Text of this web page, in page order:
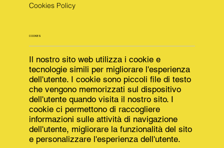
Cookies Policy
COOKIES
Il nostro sito web utilizza i cookie e
tecnologie simili per migliorare l'esperienza
dell'utente. I cookie sono piccoli file di testo
che vengono memorizzati sul dispositivo
dell'utente quando visita il nostro sito. I
cookie ci permettono di raccogliere
informazioni sulle attività di navigazione
dell'utente, migliorare la funzionalità del sito
e personalizzare l'esperienza dell'utente.